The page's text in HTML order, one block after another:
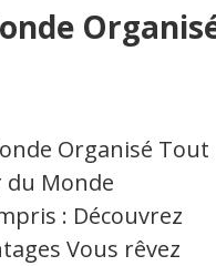
Organisé Tout
du Monde
: Découvrez
Vous rêvez